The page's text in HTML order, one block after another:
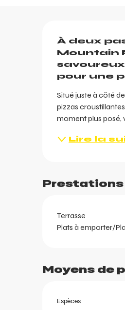
À deux
Mountain
pour une
Situé juste à côté
pizzas
moment plus posé,
Lire la
Prestations
Terrasse
Plats à emporter/
Moyens de
Espèces